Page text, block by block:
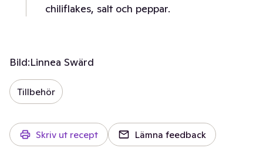
chiliflakes, salt och peppar.
Bild:Linnea Swärd
Tillbehör
Skriv ut recept Lämna feedback